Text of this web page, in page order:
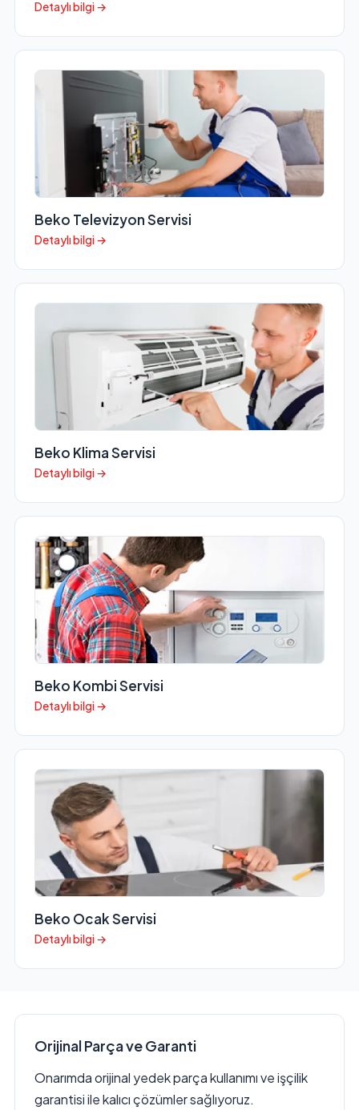
Detaylı bilgi →
Beko Televizyon Servisi
Detaylı bilgi →
Beko Klima Servisi
Detaylı bilgi →
Beko Kombi Servisi
Detaylı bilgi →
Beko Ocak Servisi
Detaylı bilgi →
Orijinal Parça ve Garanti
Onarımda orijinal yedek parça kullanımı ve işçilik
garantisi ile kalıcı çözümler sağlıyoruz.